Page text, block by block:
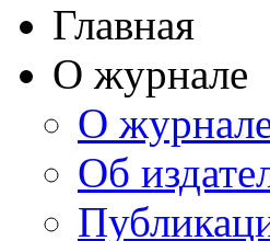
Главная
О журнале
О
Об